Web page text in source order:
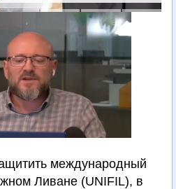
международный
Ливане (UNIFIL), в